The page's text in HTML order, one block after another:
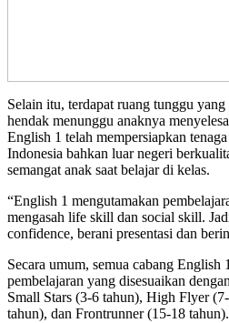
Selain itu, terdapat ruang tunggu
hendak menunggu anaknya
English 1 telah mempersiapkan
Indonesia bahkan luar negeri
semangat anak saat belajar di kelas.
“English 1 mengutamakan
mengasah life skill dan social skill.
confidence, berani presentasi dan
Secara umum, semua cabang English
pembelajaran yang disesuaikan
Small Stars (3-6 tahun), High Flyer
tahun), dan Frontrunner (15-18 tahun).